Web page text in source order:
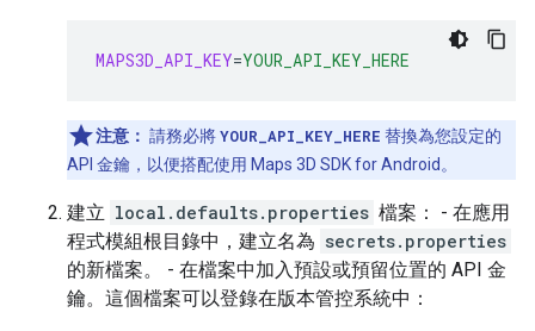
MAPS3D_API_KEY=YOUR_API_KEY_HERE
注意： 請務必將YOUR_API_KEY_HERE 替換為您設定的
API 金鑰，以便搭配使用 Maps 3D SDK for Android。
建立 local.defaults.properties 檔案： - 在應用
程式模組根目錄中，建立名為 secrets.properties
的新檔案。 - 在檔案中加入預設或預留位置的 API 金
鑰。這個檔案可以登錄在版本管控系統中：